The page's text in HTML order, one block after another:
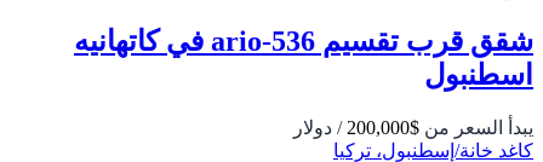
شقق قرب تقسيم 536-ario في كاتهانيه
اسطنبول
يبدأ السعر من $200,000
/ دولار
كاغد خانة/إسطنبول، تركيا